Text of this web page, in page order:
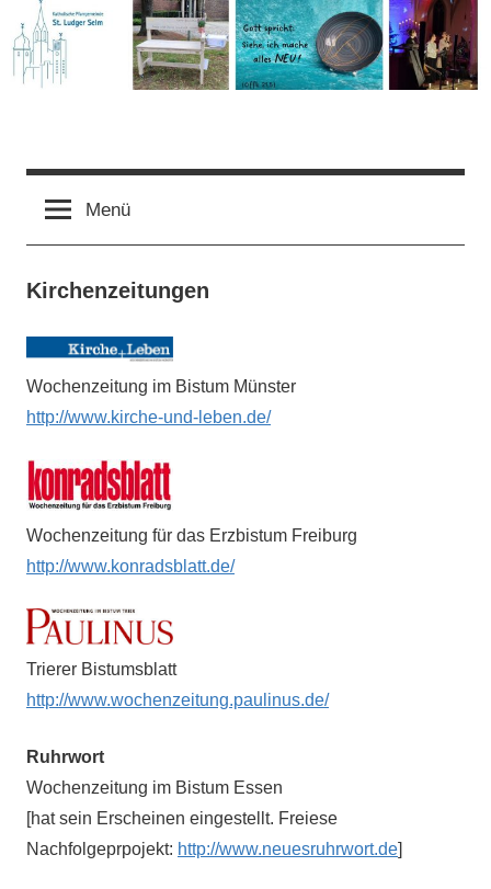
Inhalt
springen
Pfarrgemeinde
St.
Ludger
Selm
Menü
Kirchenzeitungen
Wochenzeitung im Bistum Münster
http://www.kirche-und-leben.de/
Wochenzeitung für das Erzbistum Freiburg
http://www.konradsblatt.de/
Trierer Bistumsblatt
http://www.wochenzeitung.paulinus.de/
Ruhrwort
Wochenzeitung im Bistum Essen
[hat sein Erscheinen eingestellt. Freiese
Nachfolgeprpojekt: http://www.neuesruhrwort.de]